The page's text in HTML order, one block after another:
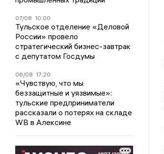
07/08 10:00
Тульское отделение «Деловой
России» провело
стратегический бизнес-завтрак
с депутатом Госдумы
06/08 17:20
«Чувствую, что мы
беззащитные и уязвимые»:
тульские предприниматели
рассказали о потерях на складе
WB в Алексине